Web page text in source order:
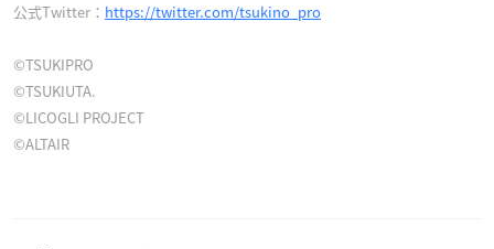
公式Twitter： https://twitter.com/tsukino_pro
©TSUKIPRO
©TSUKIUTA.
©LICOGLI PROJECT
©ALTAIR